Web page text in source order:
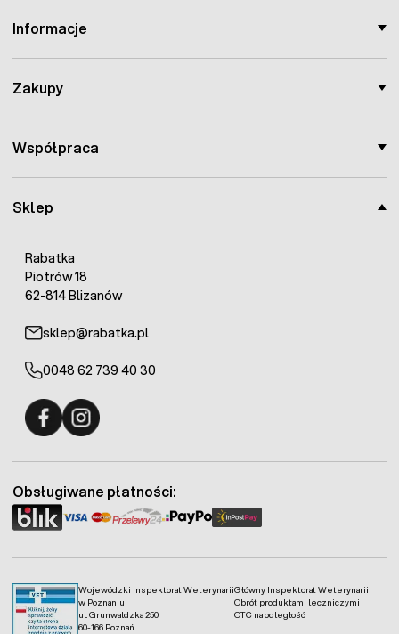
Sklep
Rabatka
Piotrów 18
62-814 Blizanów
sklep@rabatka.pl
0048 62 739 40 30
Informacje
Zakupy
Współpraca
Wojewódzki Inspektorat Weterynarii
w Poznaniu
ul. Grunwaldzka 250
60-166 Poznań
Główny Inspektorat Weterynarii
Obrót produktami leczniczymi
OTC na odległość
Obsługiwane płatności: